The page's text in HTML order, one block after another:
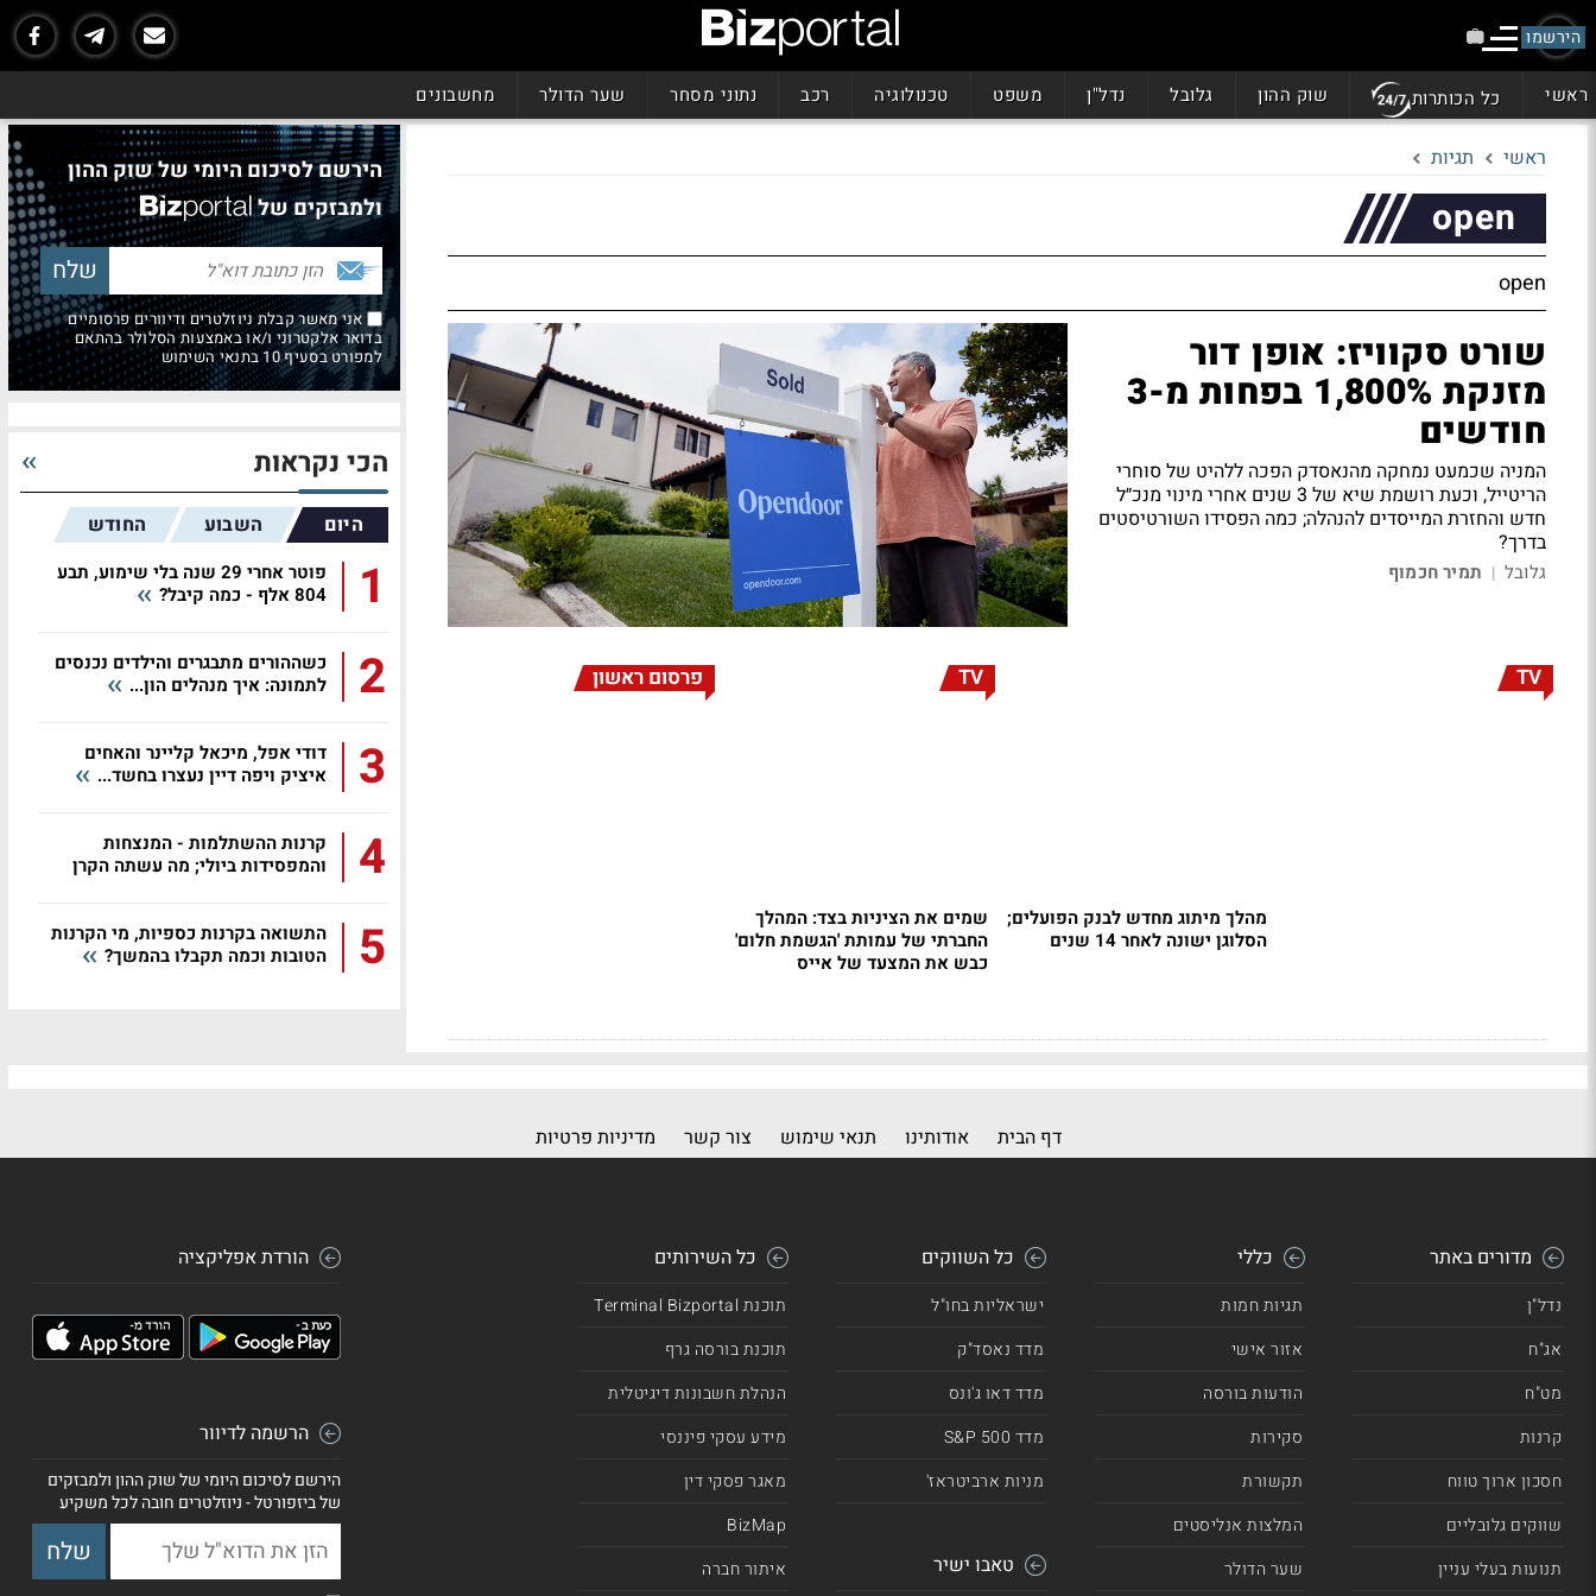
הירשמו
ראשי כל הכותרות שוק ההון גלובל נדל"ן משפט טכנולוגיה רכב נתוני מסחר שער הדולר מחשבונים
ראשי תגיות
open
open
שורט סקוויז: אופן דור
מזנקת 1,800% בפחות מ-3
חודשים
המניה שכמעט נמחקה מהנאסדק הפכה ללהיט של סוחרי
הריטייל, וכעת רושמת שיא של 3 שנים אחרי מינוי מנכ״ל
חדש והחזרת המייסדים להנהלה; כמה הפסידו השורטיסטים
בדרך?
גלובל | תמיר חכמוף
TV
מהלך מיתוג מחדש לבנק הפועלים;
הסלוגן ישונה לאחר 14 שנים
TV
שמים את הציניות בצד: המהלך
החברתי של עמותת 'הגשמת חלום'
כבש את המצעד של אייס
פרסום ראשון
הירשם לסיכום היומי של שוק ההון
ולמבזקים של
אני מאשר קבלת ניוזלטרים ודיוורים פרסומיים
בדואר אלקטרוני ו/או באמצעות הסלולר בהתאם
למפורט בסעיף 10 בתנאי השימוש
הכי נקראות
היום השבוע החודש
1
פוטר אחרי 29 שנה בלי שימוע, תבע
804 אלף - כמה קיבל?
2
כשההורים מתבגרים והילדים נכנסים
לתמונה: איך מנהלים הון...
3
דודי אפל, מיכאל קליינר והאחים
איציק ויפה דיין נעצרו בחשד...
4
קרנות ההשתלמות - המנצחות
והמפסידות ביולי; מה עשתה הקרן
5
התשואה בקרנות כספיות, מי הקרנות
הטובות וכמה תקבלו בהמשך?
דף הבית אודותינו תנאי שימוש צור קשר מדיניות פרטיות
מדורים באתר
נדל"ן
אג"ח
מט"ח
קרנות
חסכון ארוך טווח
שווקים גלובליים
תנועות בעלי עניין
כללי
תגיות חמות
אזור אישי
הודעות בורסה
סקירות
תקשורת
המלצות אנליסטים
שער הדולר
כל השווקים
ישראליות בחו"ל
מדד נאסד"ק
מדד דאו ג'ונס
מדד 500 S&P
מניות ארביטראז'
טאבו ישיר
כל השירותים
תוכנת Terminal Bizportal
תוכנת בורסה גרף
הנהלת חשבונות דיגיטלית
מידע עסקי פיננסי
מאגר פסקי דין
BizMap
איתור חברה
הורדת אפליקציה
הרשמה לדיוור
הירשם לסיכום היומי של שוק ההון ולמבזקים
של ביזפורטל - ניוזלטרים חובה לכל משקיע